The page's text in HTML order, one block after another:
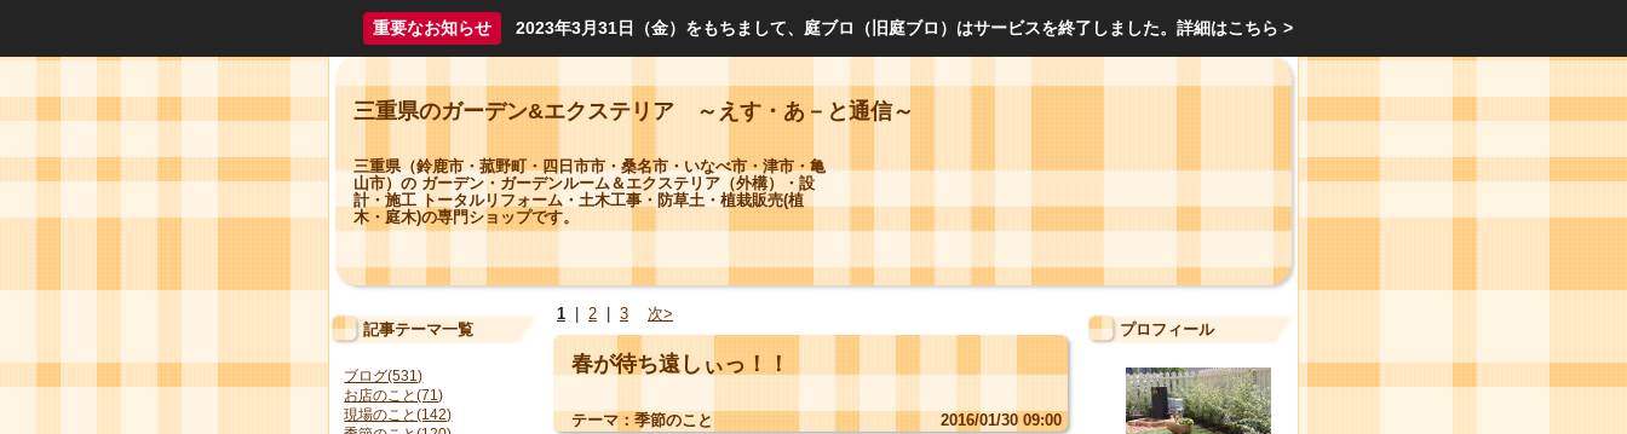
重要なお知らせ 2023年3月31日（金）をもちまして、庭ブロ（旧庭ブロ）はサービスを終了しました。 詳細はこちら >
三重県のガーデン&エクステリア ～えす・あ－と通信～
三重県（鈴鹿市・菰野町・四日市市・桑名市・いなべ市・津市・亀
山市）の ガーデン・ガーデンルーム＆エクステリア（外構）・設
計・施工 トータルリフォーム・土木工事・防草土・植栽販売(植
木・庭木)の専門ショップです。
1 2 3 次>
春が待ち遠しぃっ！！
テーマ： 季節のこと 2016/01/30 09:00
記事テーマ一覧
ブログ(531)
お店のこと(71)
現場のこと(142)
プロフィール